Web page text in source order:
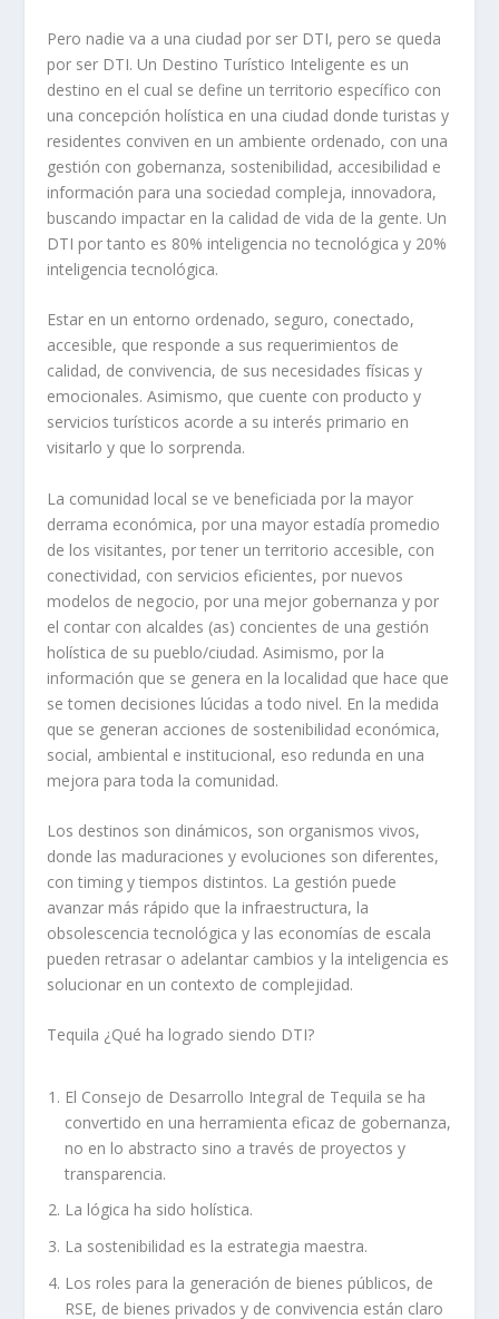
Pero nadie va a una ciudad por ser DTI, pero se queda
por ser DTI. Un Destino Turístico Inteligente es un
destino en el cual se define un territorio específico con
una concepción holística en una ciudad donde turistas y
residentes conviven en un ambiente ordenado, con una
gestión con gobernanza, sostenibilidad, accesibilidad e
información para una sociedad compleja, innovadora,
buscando impactar en la calidad de vida de la gente. Un
DTI por tanto es 80% inteligencia no tecnológica y 20%
inteligencia tecnológica.
Estar en un entorno ordenado, seguro, conectado,
accesible, que responde a sus requerimientos de
calidad, de convivencia, de sus necesidades físicas y
emocionales. Asimismo, que cuente con producto y
servicios turísticos acorde a su interés primario en
visitarlo y que lo sorprenda.
La comunidad local se ve beneficiada por la mayor
derrama económica, por una mayor estadía promedio
de los visitantes, por tener un territorio accesible, con
conectividad, con servicios eficientes, por nuevos
modelos de negocio, por una mejor gobernanza y por
el contar con alcaldes (as) concientes de una gestión
holística de su pueblo/ciudad. Asimismo, por la
información que se genera en la localidad que hace que
se tomen decisiones lúcidas a todo nivel. En la medida
que se generan acciones de sostenibilidad económica,
social, ambiental e institucional, eso redunda en una
mejora para toda la comunidad.
Los destinos son dinámicos, son organismos vivos,
donde las maduraciones y evoluciones son diferentes,
con timing y tiempos distintos. La gestión puede
avanzar más rápido que la infraestructura, la
obsolescencia tecnológica y las economías de escala
pueden retrasar o adelantar cambios y la inteligencia es
solucionar en un contexto de complejidad.
Tequila ¿Qué ha logrado siendo DTI?
El Consejo de Desarrollo Integral de Tequila se ha
convertido en una herramienta eficaz de gobernanza,
no en lo abstracto sino a través de proyectos y
transparencia.
La lógica ha sido holística.
La sostenibilidad es la estrategia maestra.
Los roles para la generación de bienes públicos, de
RSE, de bienes privados y de convivencia están claro